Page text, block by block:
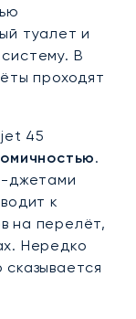
туалет и
В
проходят
45
.
джетами
к
на перелёт,
Нередко